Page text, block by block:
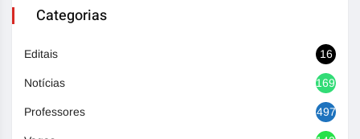
Categorias
Editais 16
Notícias 1692
Professores 497